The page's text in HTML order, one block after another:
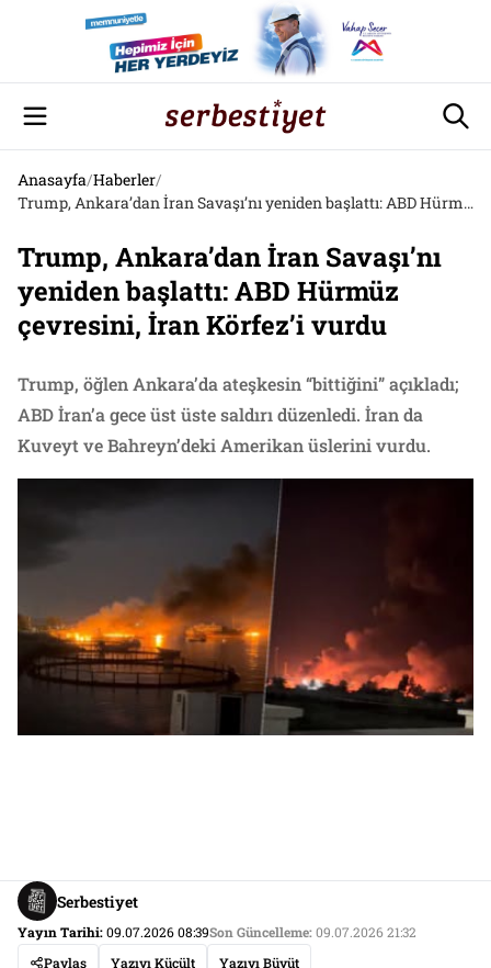
Anasayfa/Haberler/
Trump, Ankara’dan İran Savaşı’nı yeniden başlattı: ABD Hürmüz çevresini, İran Körfez’i vurdu
Trump, Ankara’dan İran Savaşı’nı
yeniden başlattı: ABD Hürmüz
çevresini, İran Körfez’i vurdu
Trump, öğlen Ankara’da ateşkesin “bittiğini” açıkladı;
ABD İran’a gece üst üste saldırı düzenledi. İran da
Kuveyt ve Bahreyn’deki Amerikan üslerini vurdu.
Serbestiyet
Yayın Tarihi:09.07.2026 08:39Son Güncelleme:09.07.2026 21:32
Paylaş
Yazıyı Küçült Yazıyı Büyüt